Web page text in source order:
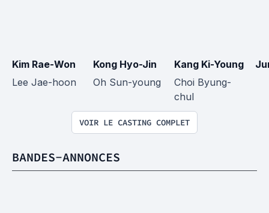
Kim Rae-Won
Lee Jae-hoon
Kong Hyo-Jin
Oh Sun-young
Kang Ki-Young
Choi Byung-
chul
VOIR LE CASTING COMPLET
BANDES-ANNONCES